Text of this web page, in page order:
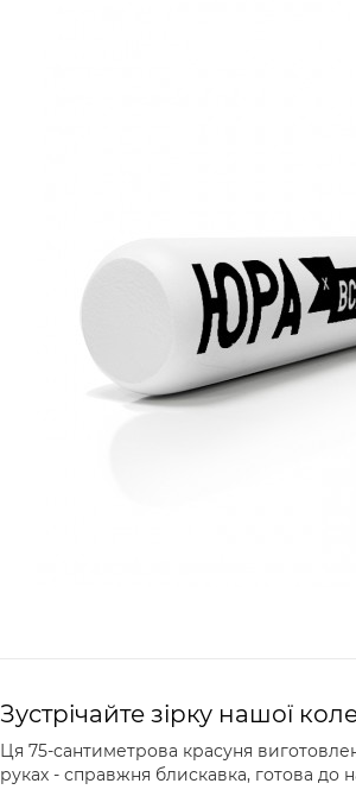
Зустрічайте зірку нашої
Ця 75-сантиметрова красуня
руках - справжня блискавка, готова до